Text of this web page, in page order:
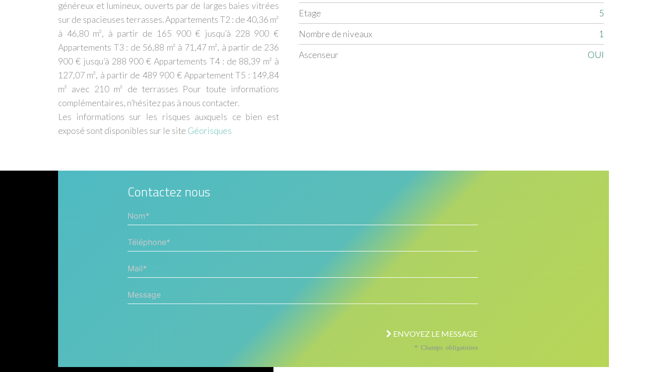
généreux et lumineux, ouverts par de larges baies vitrées
sur de spacieuses terrasses. Appartements T2 : de 40,36 m²
à 46,80 m², à partir de 165 900 € jusqu’à 228 900 €
Appartements T3 : de 56,88 m² à 71,47 m², à partir de 236
900 € jusqu’à 288 900 € Appartements T4 : de 88,39 m² à
127,07 m², à partir de 489 900 € Appartement T5 : 149,84
m² avec 210 m² de terrasses Pour toute informations
complémentaires, n’hésitez pas à nous contacter.
Les informations sur les risques auxquels ce bien est
exposé sont disponibles sur le site Géorisques
Etage
5
Nombre de niveaux
1
Ascenseur
OUI
Contactez nous
Nom*
Téléphone*
Mail*
Message
ENVOYEZ LE MESSAGE
* Champs obligatoires